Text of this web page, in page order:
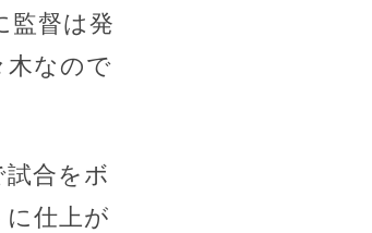
監督は発
木なので
合をボ
仕上が